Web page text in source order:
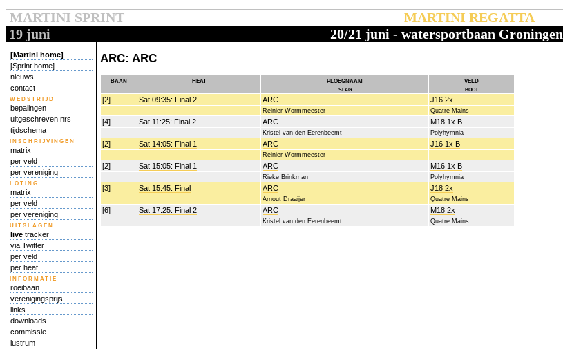
MARTINI SPRINT
MARTINI REGATTA
19 juni
20/21 juni - watersportbaan Groningen
[Martini home]
[Sprint home]
nieuws
contact
wedstrijd
bepalingen
uitgeschreven nrs
tijdschema
inschrijvingen
matrix
per veld
per vereniging
loting
matrix
per veld
per vereniging
uitslagen
live tracker
via Twitter
per veld
per heat
informatie
roeibaan
verenigingsprijs
links
downloads
commissie
lustrum
ARC: ARC
baan heat ploegnaam
slag
veld
boot
[2] Sat 09:35: Final 2 ARC J16 2x
Reinier Wormmeester Quatre Mains
[4] Sat 11:25: Final 2 ARC M18 1x B
Kristel van den Eerenbeemt Polyhymnia
[2] Sat 14:05: Final 1 ARC J16 1x B
Reinier Wormmeester
[2] Sat 15:05: Final 1 ARC M16 1x B
Rieke Brinkman Polyhymnia
[3] Sat 15:45: Final ARC J18 2x
Arnout Draaijer Quatre Mains
[6] Sat 17:25: Final 2 ARC M18 2x
Kristel van den Eerenbeemt Quatre Mains